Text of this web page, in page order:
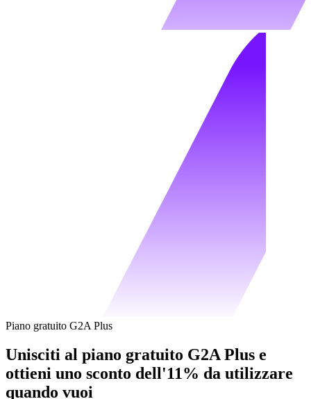
Piano gratuito G2A Plus
Unisciti al piano gratuito G2A Plus e
ottieni uno sconto dell'11% da utilizzare
quando vuoi